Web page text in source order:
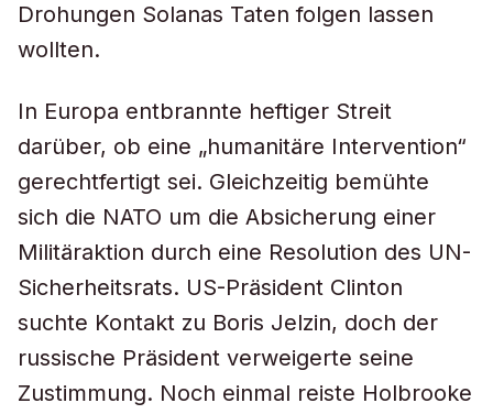
Drohungen Solanas Taten folgen lassen
wollten.
In Europa entbrannte heftiger Streit
darüber, ob eine „humanitäre Intervention“
gerechtfertigt sei. Gleichzeitig bemühte
sich die NATO um die Absicherung einer
Militäraktion durch eine Resolution des UN-
Sicherheitsrats. US-Präsident Clinton
suchte Kontakt zu Boris Jelzin, doch der
russische Präsident verweigerte seine
Zustimmung. Noch einmal reiste Holbrooke